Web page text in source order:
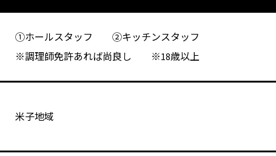
①ホールスタッフ
②キッチンスタッフ
※調理師免許あれば尚良し
※18歳以上
米子地域